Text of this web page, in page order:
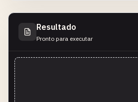
Resultado
Pronto para executar